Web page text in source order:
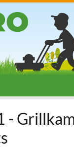
-